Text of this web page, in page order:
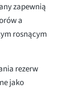
zapewnią
a
rosnącym
rezerw
jako